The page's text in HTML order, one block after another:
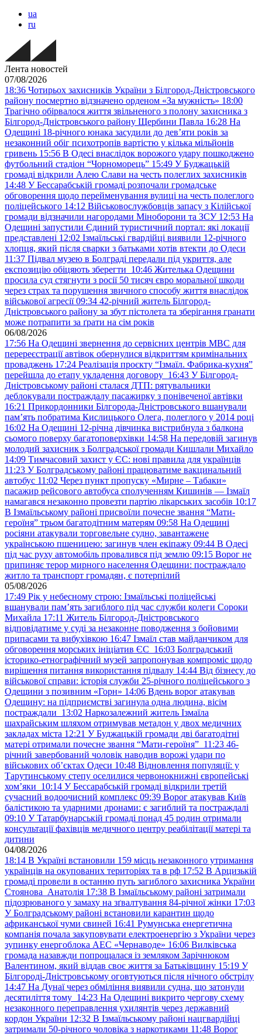
ua
ru
Лента новостей
07/08/2026
18:36 Чотирьох захисників України з Білгород-Дністровського
району посмертно відзначено орденом «За мужність» 18:00
Трагічно обірвалося життя звільненого з полону захисника з
Білгород-Дністровського району Щербини Павла 16:28 На
Одещині 18-річного юнака засудили до дев’яти років за
незаконний обіг психотропів вартістю у кілька мільйонів
гривень 15:56 В Одесі внаслідок ворожого удару пошкоджено
футбольний стадіон “Чорноморець” 15:49 У Буджацькій
громаді відкрили Алею Слави на честь полеглих захисників
14:48 У Бессарабській громаді розпочали громадське
обговорення щодо перейменування вулиці на честь полеглого
поліцейського 14:12 Військовослужбовців запасу з Кілійської
громади відзначили нагородами Міноборони та ЗСУ 12:53 На
Одещині запустили Єдиний туристичний портал: які локації
представлені 12:02 Ізмаїльські гвардійці виявили 12-річного
хлопця, який після сварки з батьками хотів втекти до Одеси
11:37 Підвал музею в Болграді передали під укриття, але
експозицію обіцяють зберегти 10:46 Жителька Одещини
просила суд стягнути з росії 50 тисяч євро моральної шкоди
через страх та порушення звичного способу життя внаслідок
військової агресії 09:34 42-річний житель Білгород-
Дністровського району за збут пістолета та зберігання гранати
може потрапити за ґрати на сім років
06/08/2026
17:56 На Одещині звернення до сервісних центрів МВС для
перереєстрації автівок обернулися відкриттям кримінальних
проваджень 17:24 Реалізація проєкту “Ізмаїл. Фабрика-кухня”
перейшла до етапу укладення договору 16:43 У Білгород-
Дністровському районі сталася ДТП: рятувальники
деблокували постраждалу пасажирку з понівеченої автівки
16:21 Прикордонники Білгорода-Дністровського вшанували
пам’ять побратима Кислицького Олега, полеглого у 2014 році
16:02 На Одещині 12-річна дівчинка вистрибнула з балкона
сьомого поверху багатоповерхівки 14:58 На передовій загинув
молодий захисник з Болградської громади Кишлали Михайло
14:09 Тимчасовий захист у ЄС: нові правила для українців
11:23 У Болградському районі працюватиме вакцинальний
автобус 11:02 Через пункт пропуску «Мирне – Табаки»
пасажир рейсового автобуса сполученням Кишинів — Ізмаїл
намагався незаконно провезти партію лікарських засобів 10:17
В Ізмаїльському районі присвоїли почесне звання “Мати-
героїня” трьом багатодітним матерям 09:58 На Одещині
росіяни атакували торговельне судно, завантажене
українською пшеницею: загинув член екіпажу 09:44 В Одесі
під час руху автомобіль провалився під землю 09:15 Ворог не
припиняє терор мирного населення Одещини: постраждало
житло та транспорт громадян, є потерпілий
05/08/2026
17:49 Рік у небесному строю: Ізмаїльські поліцейські
вшанували пам’ять загиблого під час служби колеги Сороки
Михайла 17:11 Житель Білгород-Дністровського
відповідатиме у суді за незаконне поводження з бойовими
припасами та вибухівкою 16:47 Ізмаїл став майданчиком для
обговорення морських ініціатив ЄС 16:03 Болградський
історико-етнографічний музей запропонував компроміс щодо
вирішення питання використання підвалу 14:44 Від бізнесу до
військової справи: історія служби 25-річного поліцейського з
Одещини з позивним «Горн» 14:06 Вдень ворог атакував
Одещину: на підприємстві загинула одна людина, вісім
постраждали 13:02 Наркозалежний житель Ізмаїла
шахрайським шляхом отримував метадон у двох медичних
закладах міста 12:21 У Буджацькій громади дві багатодітні
матері отримали почесне звання “Мати-героїня” 11:23 46-
річний завербований чоловік наводив ворожі удари по
військових обʼєктах Одеси 10:48 Відновлення популяції: у
Тарутинському степу оселилися червонокнижні європейські
хом’яки 10:14 У Бессарабській громаді відкрили третій
сучасний водоочисний комплекс 09:39 Ворог атакував Київ
балістикою та ударними дронами: є загиблий та постраждалі
09:10 У Татарбунарській громаді понад 45 родин отримали
консультації фахівців медичного центру реабілітації матері та
дитини
04/08/2026
18:14 В Україні встановили 159 місць незаконного утримання
українців на окупованих територіях та в рф 17:52 В Арцизькій
громаді провели в останню путь загиблого захисника України
Стоянова Анатолія 17:38 В Ізмаїльському районі затримали
підозрюваного у замаху на зґвалтування 84-річної жінки 17:03
У Болградському районі встановили карантин щодо
африканської чуми свиней 16:41 Румунська енергетична
компанія почала закуповувати електроенергію з України через
зупинку енергоблока АЕС «Чернаводе» 16:06 Вилківська
громада назавжди попрощалася із земляком Зарічнюком
Валентином, який віддав своє життя за Батьківщину 15:19 У
Білгороді-Дністровському оговтуються після нічного обстрілу
14:47 На Дунаї через обміління виявили судна, що затонули
десятиліття тому 14:23 На Одещині викрито чергову схему
незаконного переправлення ухилянтів через державний
кордон України 12:32 В Ізмаїльському районі нацгвардійці
затримали 50-річного чоловіка з наркотиками 11:48 Ворог